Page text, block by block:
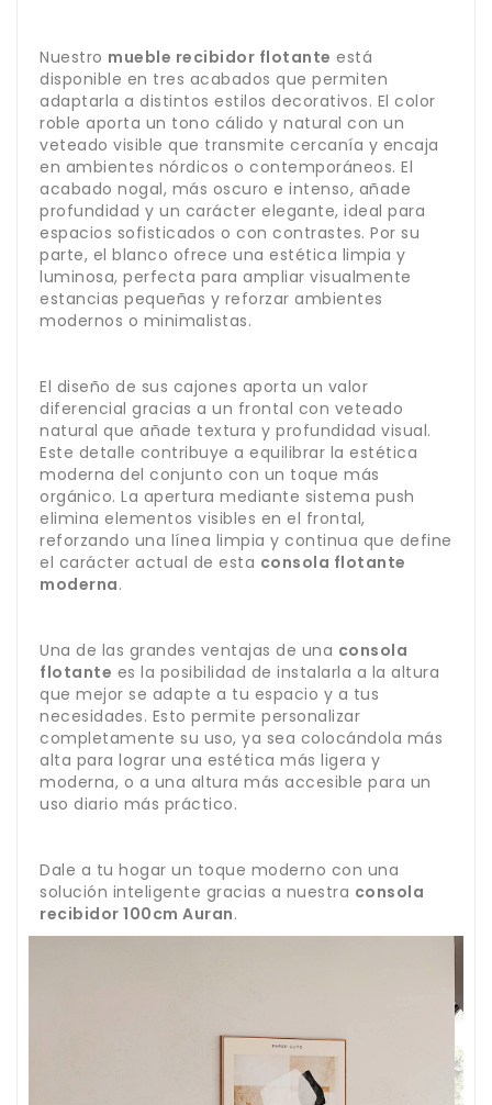
Nuestro mueble recibidor flotante está
disponible en tres acabados que permiten
adaptarla a distintos estilos decorativos. El color
roble aporta un tono cálido y natural con un
veteado visible que transmite cercanía y encaja
en ambientes nórdicos o contemporáneos. El
acabado nogal, más oscuro e intenso, añade
profundidad y un carácter elegante, ideal para
espacios sofisticados o con contrastes. Por su
parte, el blanco ofrece una estética limpia y
luminosa, perfecta para ampliar visualmente
estancias pequeñas y reforzar ambientes
modernos o minimalistas.
El diseño de sus cajones aporta un valor
diferencial gracias a un frontal con veteado
natural que añade textura y profundidad visual.
Este detalle contribuye a equilibrar la estética
moderna del conjunto con un toque más
orgánico. La apertura mediante sistema push
elimina elementos visibles en el frontal,
reforzando una línea limpia y continua que define
el carácter actual de esta consola flotante
moderna.
Una de las grandes ventajas de una consola
flotante es la posibilidad de instalarla a la altura
que mejor se adapte a tu espacio y a tus
necesidades. Esto permite personalizar
completamente su uso, ya sea colocándola más
alta para lograr una estética más ligera y
moderna, o a una altura más accesible para un
uso diario más práctico.
Dale a tu hogar un toque moderno con una
solución inteligente gracias a nuestra consola
recibidor 100cm Auran.